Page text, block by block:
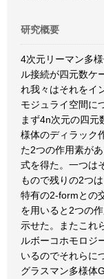
研究概要
4次元リーマン多
ル接続が四元数ケ
れ我々はそれをイ
モジュライ空間に
まず4n次元の四元
様体のディラック
た2つの作用素が
式を得た。一つは
もので残りの2つ
特有の2-formとの
を用いると2つの
示せた。またこれ
ルボーコホモロジ
いるのでそれらに
グラスマン多様体